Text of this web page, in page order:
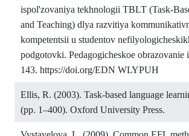
ispol'zovaniya tekhnologii TBLT (Task-
and Teaching) dlya razvitiya
kompetentsii u studentov
podgotovki. Pedagogicheskoe obrazovanie
143. https://doi.org/EDN WLYPUH
Ellis, R. (2003). Task-based language
(pp. 1–400). Oxford University Press.